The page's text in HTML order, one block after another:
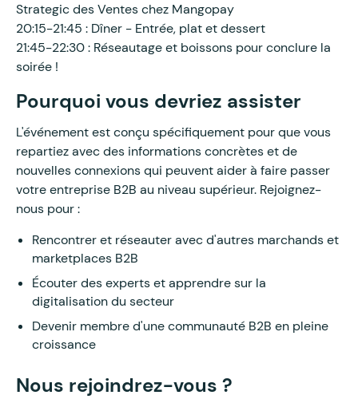
Strategic des Ventes chez Mangopay
20:15-21:45 : Dîner - Entrée, plat et dessert
21:45-22:30 : Réseautage et boissons pour conclure la
soirée !
Pourquoi vous devriez assister
L'événement est conçu spécifiquement pour que vous
repartiez avec des informations concrètes et de
nouvelles connexions qui peuvent aider à faire passer
votre entreprise B2B au niveau supérieur. Rejoignez-
nous pour :
Rencontrer et réseauter avec d'autres marchands et
marketplaces B2B
Écouter des experts et apprendre sur la
digitalisation du secteur
Devenir membre d'une communauté B2B en pleine
croissance
Nous rejoindrez-vous ?